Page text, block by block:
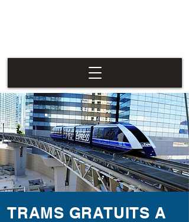
TRAMS GRATUITS A